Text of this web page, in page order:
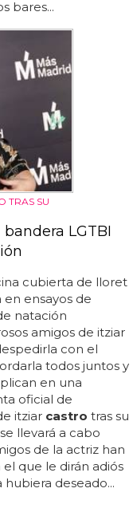
bares...
TRAS SU
LGTBI
cubierta de lloret
ensayos de
natación
amigos de itziar
con el
todos juntos y
en una
oficial de
itziar castro tras su
llevará a cabo
de la actriz han
que le dirán adiós
deseado...